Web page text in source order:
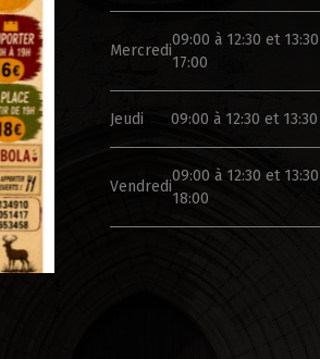
Mercredi
09:00 à 12:30 et
17:00
Jeudi 09:00 à 12:30 et
Vendredi
09:00 à 12:30 et
18:00